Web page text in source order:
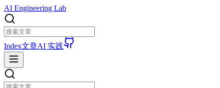
AI Engineering Lab
Index文章AI 实践